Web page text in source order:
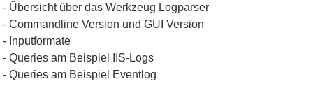
- Übersicht über das Werkzeug Logparser
- Commandline Version und GUI Version
- Inputformate
- Queries am Beispiel IIS-Logs
- Queries am Beispiel Eventlog